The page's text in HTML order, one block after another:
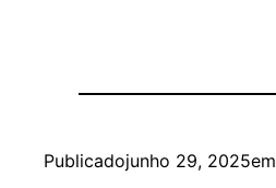
Publicadojunho 29, 2025em